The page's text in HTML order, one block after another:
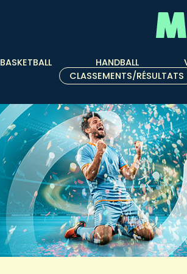
BASKETBALL HANDBALL
CLASSEMENTS/RÉSULTATS